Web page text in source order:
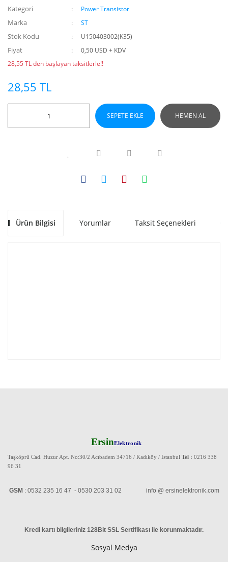
Kategori Power Transistor
Marka ST
Stok Kodu U150403002(K35)
Fiyat
0,50 USD + KDV
28,55 TL den başlayan taksitlerle!!
28,55 TL
SEPETE EKLE HEMEN AL
Ürün Bilgisi Yorumlar Taksit Seçenekleri
ErsinElektronik
Taşköprü Cad. Huzur Apt. No:30/2 Acıbadem 34716 / Kadıköy / Istanbul Tel : 0216 338
96 31
GSM : 0532 235 16 47 - 0530 203 31 02 info @ ersinelektronik.com
Kredi kartı bilgileriniz 128Bit SSL Sertifikası ile korunmaktadır.
Sosyal Medya